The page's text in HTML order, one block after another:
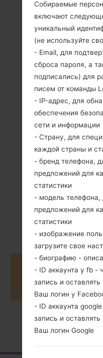
240 x 320
пикселей (~200
плотность
пикселей на
дюйм)
99 грамм (3.49
Buy
Главная → Серия
Собираемые
включают
уникальный
(не используйте
- Email, для
сброса пароля, а
подписались) для
писем от команды
- IP-адрес, для
обеспечения
сети и информации
- Страну, для
каждой страны и
- бренд телефона,
предложений для
статистики
- модель
предложений для
статистики
- изображение
загрузите свое
- биографию -
- ID аккаунта у fb -
запись и
Ваш логин у
- ID аккаунта
запись и
Ваш логин Google